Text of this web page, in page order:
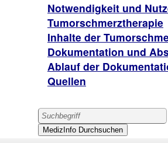
Notwendigkeit und
Tumorschmerztherapie
Inhalte der
Dokumentation und
Ablauf der
Quellen